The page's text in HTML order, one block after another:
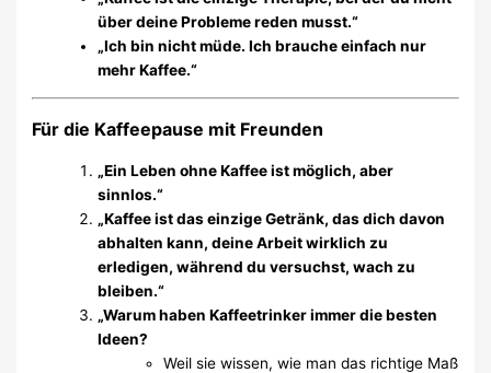
über deine Probleme reden musst.“
„Ich bin nicht müde. Ich brauche einfach nur
mehr Kaffee.“
Für die Kaffeepause mit Freunden
„Ein Leben ohne Kaffee ist möglich, aber
sinnlos.“
„Kaffee ist das einzige Getränk, das dich davon
abhalten kann, deine Arbeit wirklich zu
erledigen, während du versuchst, wach zu
bleiben.“
„Warum haben Kaffeetrinker immer die besten
Ideen?
Weil sie wissen, wie man das richtige Maß